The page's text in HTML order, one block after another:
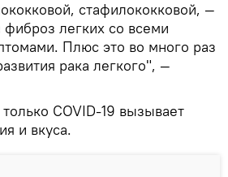
стафилококковой, ―
фиброз легких со всеми
Плюс это во много раз
рака легкого", —
COVID-19 вызывает
и вкуса.